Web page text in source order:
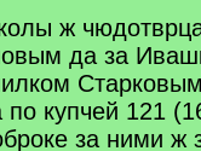
ж
да за
по купчей 121
за ними ж